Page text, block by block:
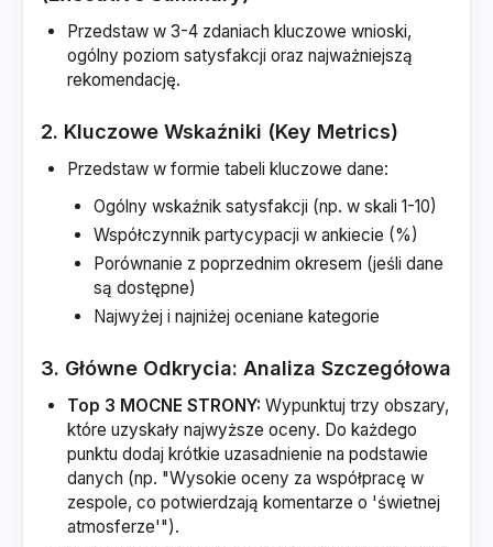
Przedstaw w 3-4 zdaniach kluczowe wnioski,
ogólny poziom satysfakcji oraz najważniejszą
rekomendację.
2. Kluczowe Wskaźniki (Key Metrics)
Przedstaw w formie tabeli kluczowe dane:
Ogólny wskaźnik satysfakcji (np. w skali 1-10)
Współczynnik partycypacji w ankiecie (%)
Porównanie z poprzednim okresem (jeśli dane
są dostępne)
Najwyżej i najniżej oceniane kategorie
3. Główne Odkrycia: Analiza Szczegółowa
Top 3 MOCNE STRONY: Wypunktuj trzy obszary,
które uzyskały najwyższe oceny. Do każdego
punktu dodaj krótkie uzasadnienie na podstawie
danych (np. "Wysokie oceny za współpracę w
zespole, co potwierdzają komentarze o 'świetnej
atmosferze'").